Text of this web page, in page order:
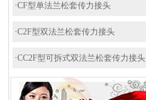
·CF型单法兰松套传力接头
·C2F型双法兰松套传力接头
·CC2F型可拆式双法兰松套传力接头